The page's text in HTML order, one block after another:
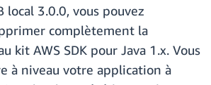
local 3.0.0, vous pouvez
complètement la
kit AWS SDK pour Java 1.x. Vous
à niveau votre application à